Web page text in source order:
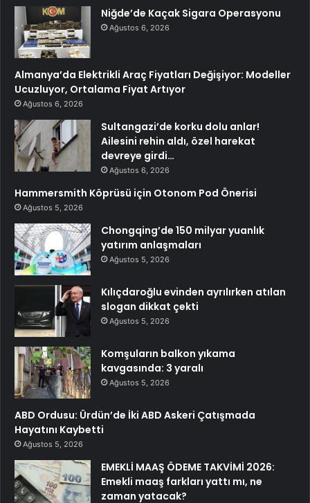
Niğde’de Kaçak Sigara Operasyonu
Ağustos 6, 2026
Almanya’da Elektrikli Araç Fiyatları Değişiyor: Modeller
Ucuzluyor, Ortalama Fiyat Artıyor
Ağustos 6, 2026
Sultangazi’de korku dolu anlar!
Ailesini rehin aldı, özel harekat
devreye girdi…
Ağustos 6, 2026
Hammersmith Köprüsü için Otonom Pod Önerisi
Ağustos 5, 2026
Chongqing’de 150 milyar yuanlık
yatırım anlaşmaları
Ağustos 5, 2026
Kılıçdaroğlu evinden ayrılırken atılan
slogan dikkat çekti
Ağustos 5, 2026
Komşuların balkon yıkama
kavgasında: 3 yaralı
Ağustos 5, 2026
ABD Ordusu: Ürdün’de İki ABD Askeri Çatışmada
Hayatını Kaybetti
Ağustos 5, 2026
EMEKLİ MAAŞ ÖDEME TAKVİMİ 2026:
Emekli maaş farkları yattı mı, ne
zaman yatacak?